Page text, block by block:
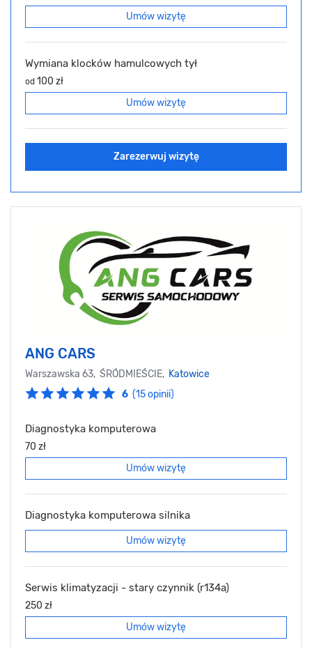
Umów wizytę
Wymiana klocków hamulcowych tył
od 100 zł
Umów wizytę
Zarezerwuj wizytę
ANG CARS
Warszawska 63, ŚRÓDMIEŚCIE, Katowice
6 (15 opinii)
Diagnostyka komputerowa
70 zł
Umów wizytę
Diagnostyka komputerowa silnika
Umów wizytę
Serwis klimatyzacji - stary czynnik (r134a)
250 zł
Umów wizytę